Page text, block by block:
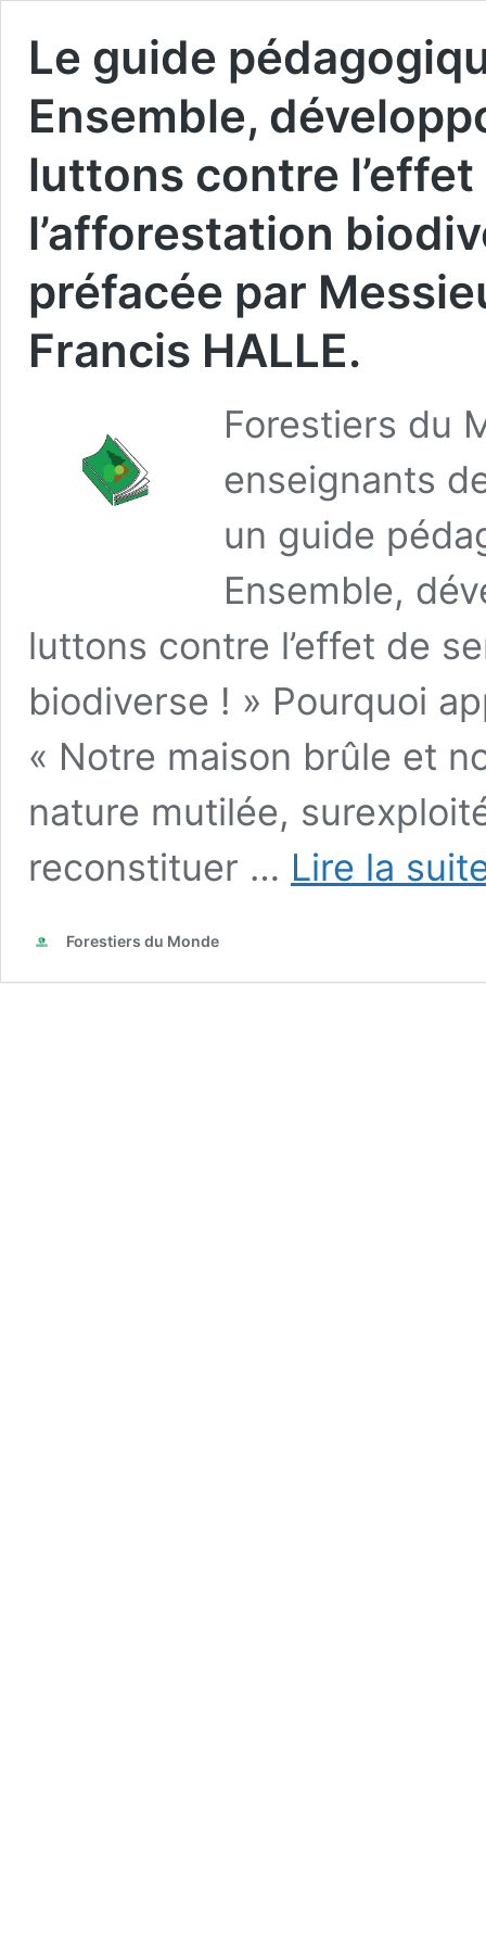
Le guide
Ensemble,
luttons contre
l’afforestation
préfacée par
Francis HALLE.
Forestiers du
enseignants
un guide
Ensemble,
luttons contre l’effet de
biodiverse ! » Pourquoi
« Notre maison brûle et
nature mutilée,
reconstituer … Lire la
Forestiers du Monde